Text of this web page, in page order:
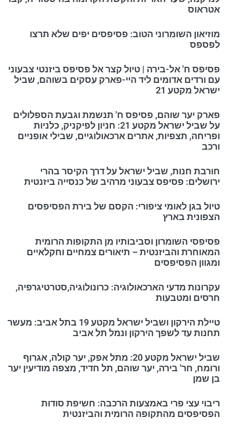
אטראוס
מוזיאון השומרוני הטוב: פסיפסים יפים שלא תרצו
לפספס
פסיפס ח' אל-בירה | טיול קצר אל פסיפס ביזנטי צבעוני
עם ורדים אדומים ליד היי-פארק עסקים בשוהם, שביל
ישראל מקטע 21
פארק יער שוהם, פסיפס ח' תנשמת וגבעת הספלולים
על שביל ישראל מקטע 21: חניון לפיקניק, כלניות
ופריחה, תצפיות, אתרים ארכאולוגיים, שבילי אופניים
ורכב
חורבת חנות, שביל ישראל על דרך הקיסר בהרי
ירושלים: פסיפס צבעוני מרהיב של כנסייה ביזנטית
טיול בגן לאומי ציפורי: הקסם של בירת הפסיפסים
הצפונית בארץ
פסיפסי השומרון וסביבותיו מן התקופות הרומית
המאוחרת והביזנטית – תיאורים צמחיים וחקלאיים
ומגוון הפסיפסים
עקרונות מדעי הארכאולוגיה: כרונולוגיה,סטרטיגרפיה,
חרסים ומטבעות
טיילת הירקון ושביל ישראל מקטע 19 בתל אביב: מעשר
תחנות עד לשפך הירקון ונמל תל אביב
שביל ישראל מקטע 20: מתל אפק, יער קולה, אגרוף
ורומח, חר' בירה, יער שוהם, תל חדיד, מצפה מודיעין יער
בן שמן
ריבוי עצי פרי באמצעות הרכבה: חשיפת סודות
הפסיפסים מהתקופה הרומית והביזנטית